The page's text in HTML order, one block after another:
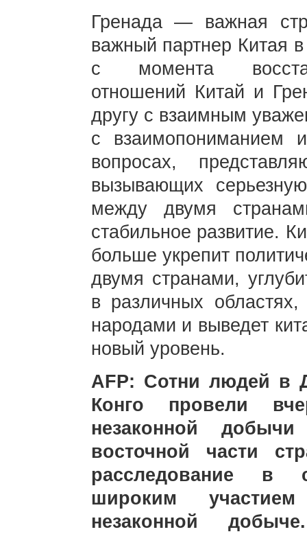
Гренада — важная
важный партнер Китая
с момента
отношений Китай и
другу с взаимным
с взаимопониманием
вопросах,
вызывающих
между двумя
стабильное развитие.
больше укрепит
двумя странами,
в различных
народами и выведет
новый уровень.
AFP: Сотни людей в
Конго провели
незаконной
восточной части
расследование в
широким
незаконной